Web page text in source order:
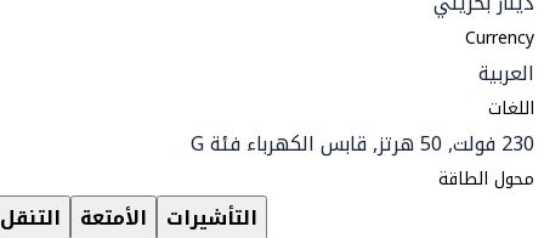
Currency
العربية
اللغات
230 فولت, 50 هرتز, قابس الكهرباء فئة G
محول الطاقة
التنقل الأمتعة التأشيرات